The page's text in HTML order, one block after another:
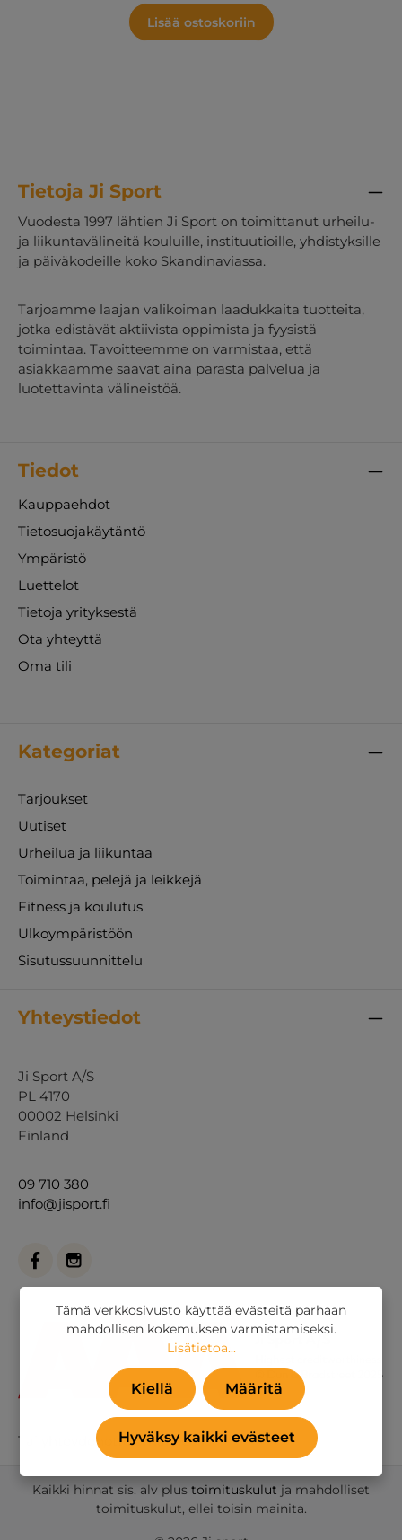
Lisää ostoskoriin
Tietoja Ji Sport
Vuodesta 1997 lähtien Ji Sport on toimittanut urheilu-
ja liikuntavälineitä kouluille, instituutioille, yhdistyksille
ja päiväkodeille koko Skandinaviassa.
Tarjoamme laajan valikoiman laadukkaita tuotteita,
jotka edistävät aktiivista oppimista ja fyysistä
toimintaa. Tavoitteemme on varmistaa, että
asiakkaamme saavat aina parasta palvelua ja
luotettavinta välineistöä.
Tiedot
Kauppaehdot
Tietosuojakäytäntö
Ympäristö
Luettelot
Tietoja yrityksestä
Ota yhteyttä
Oma tili
Kategoriat
Tarjoukset
Uutiset
Urheilua ja liikuntaa
Toimintaa, pelejä ja leikkejä
Fitness ja koulutus
Ulkoympäristöön
Sisutussuunnittelu
Yhteystiedot
Ji Sport A/S
PL 4170
00002 Helsinki
Finland
09 710 380
info@jisport.fi
Tai yhteydenottolomakkeella.
Kaikki hinnat sis. alv plus toimituskulut ja mahdolliset
toimituskulut, ellei toisin mainita.
Tämä verkkosivusto käyttää evästeitä parhaan
mahdollisen kokemuksen varmistamiseksi.
Lisätietoa...
Kiellä Määritä
Hyväksy kaikki evästeet